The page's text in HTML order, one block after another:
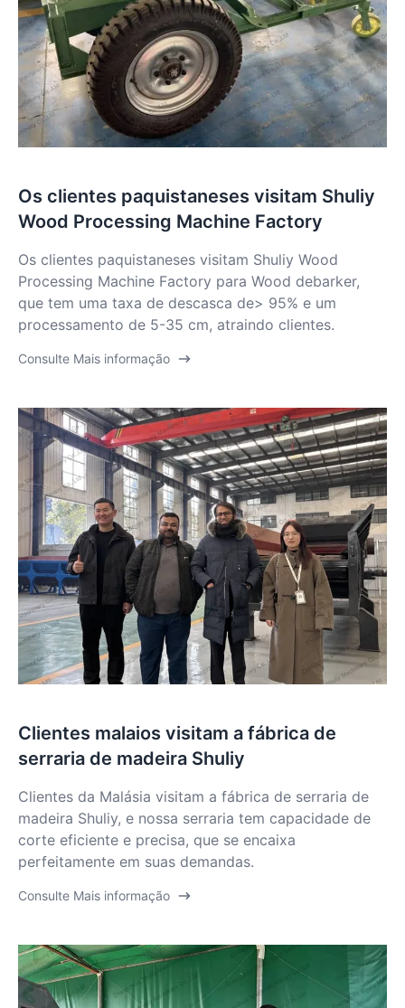
Os clientes paquistaneses visitam Shuliy
Wood Processing Machine Factory
Os clientes paquistaneses visitam Shuliy Wood
Processing Machine Factory para Wood debarker,
que tem uma taxa de descasca de> 95% e um
processamento de 5-35 cm, atraindo clientes.
Consulte Mais informação
Clientes malaios visitam a fábrica de
serraria de madeira Shuliy
Clientes da Malásia visitam a fábrica de serraria de
madeira Shuliy, e nossa serraria tem capacidade de
corte eficiente e precisa, que se encaixa
perfeitamente em suas demandas.
Consulte Mais informação